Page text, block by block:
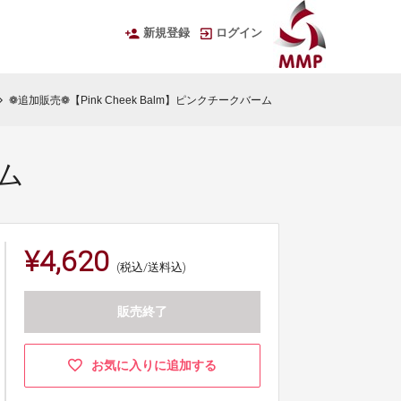
新規登録 ログイン
❁追加販売❁【Pink Cheek Balm】ピンクチークバーム
¥4,620 (税込/送料込)
販売終了
お気に入りに追加する